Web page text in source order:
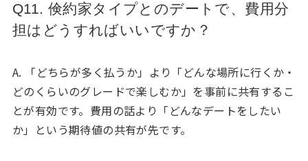
Q11. 倹約家タイプとのデートで、費用分
担はどうすればいいですか？
A. 「どちらが多く払うか」より「どんな場所に行くか・
どのくらいのグレードで楽しむか」を事前に共有するこ
とが有効です。費用の話より「どんなデートをしたい
か」という期待値の共有が先です。